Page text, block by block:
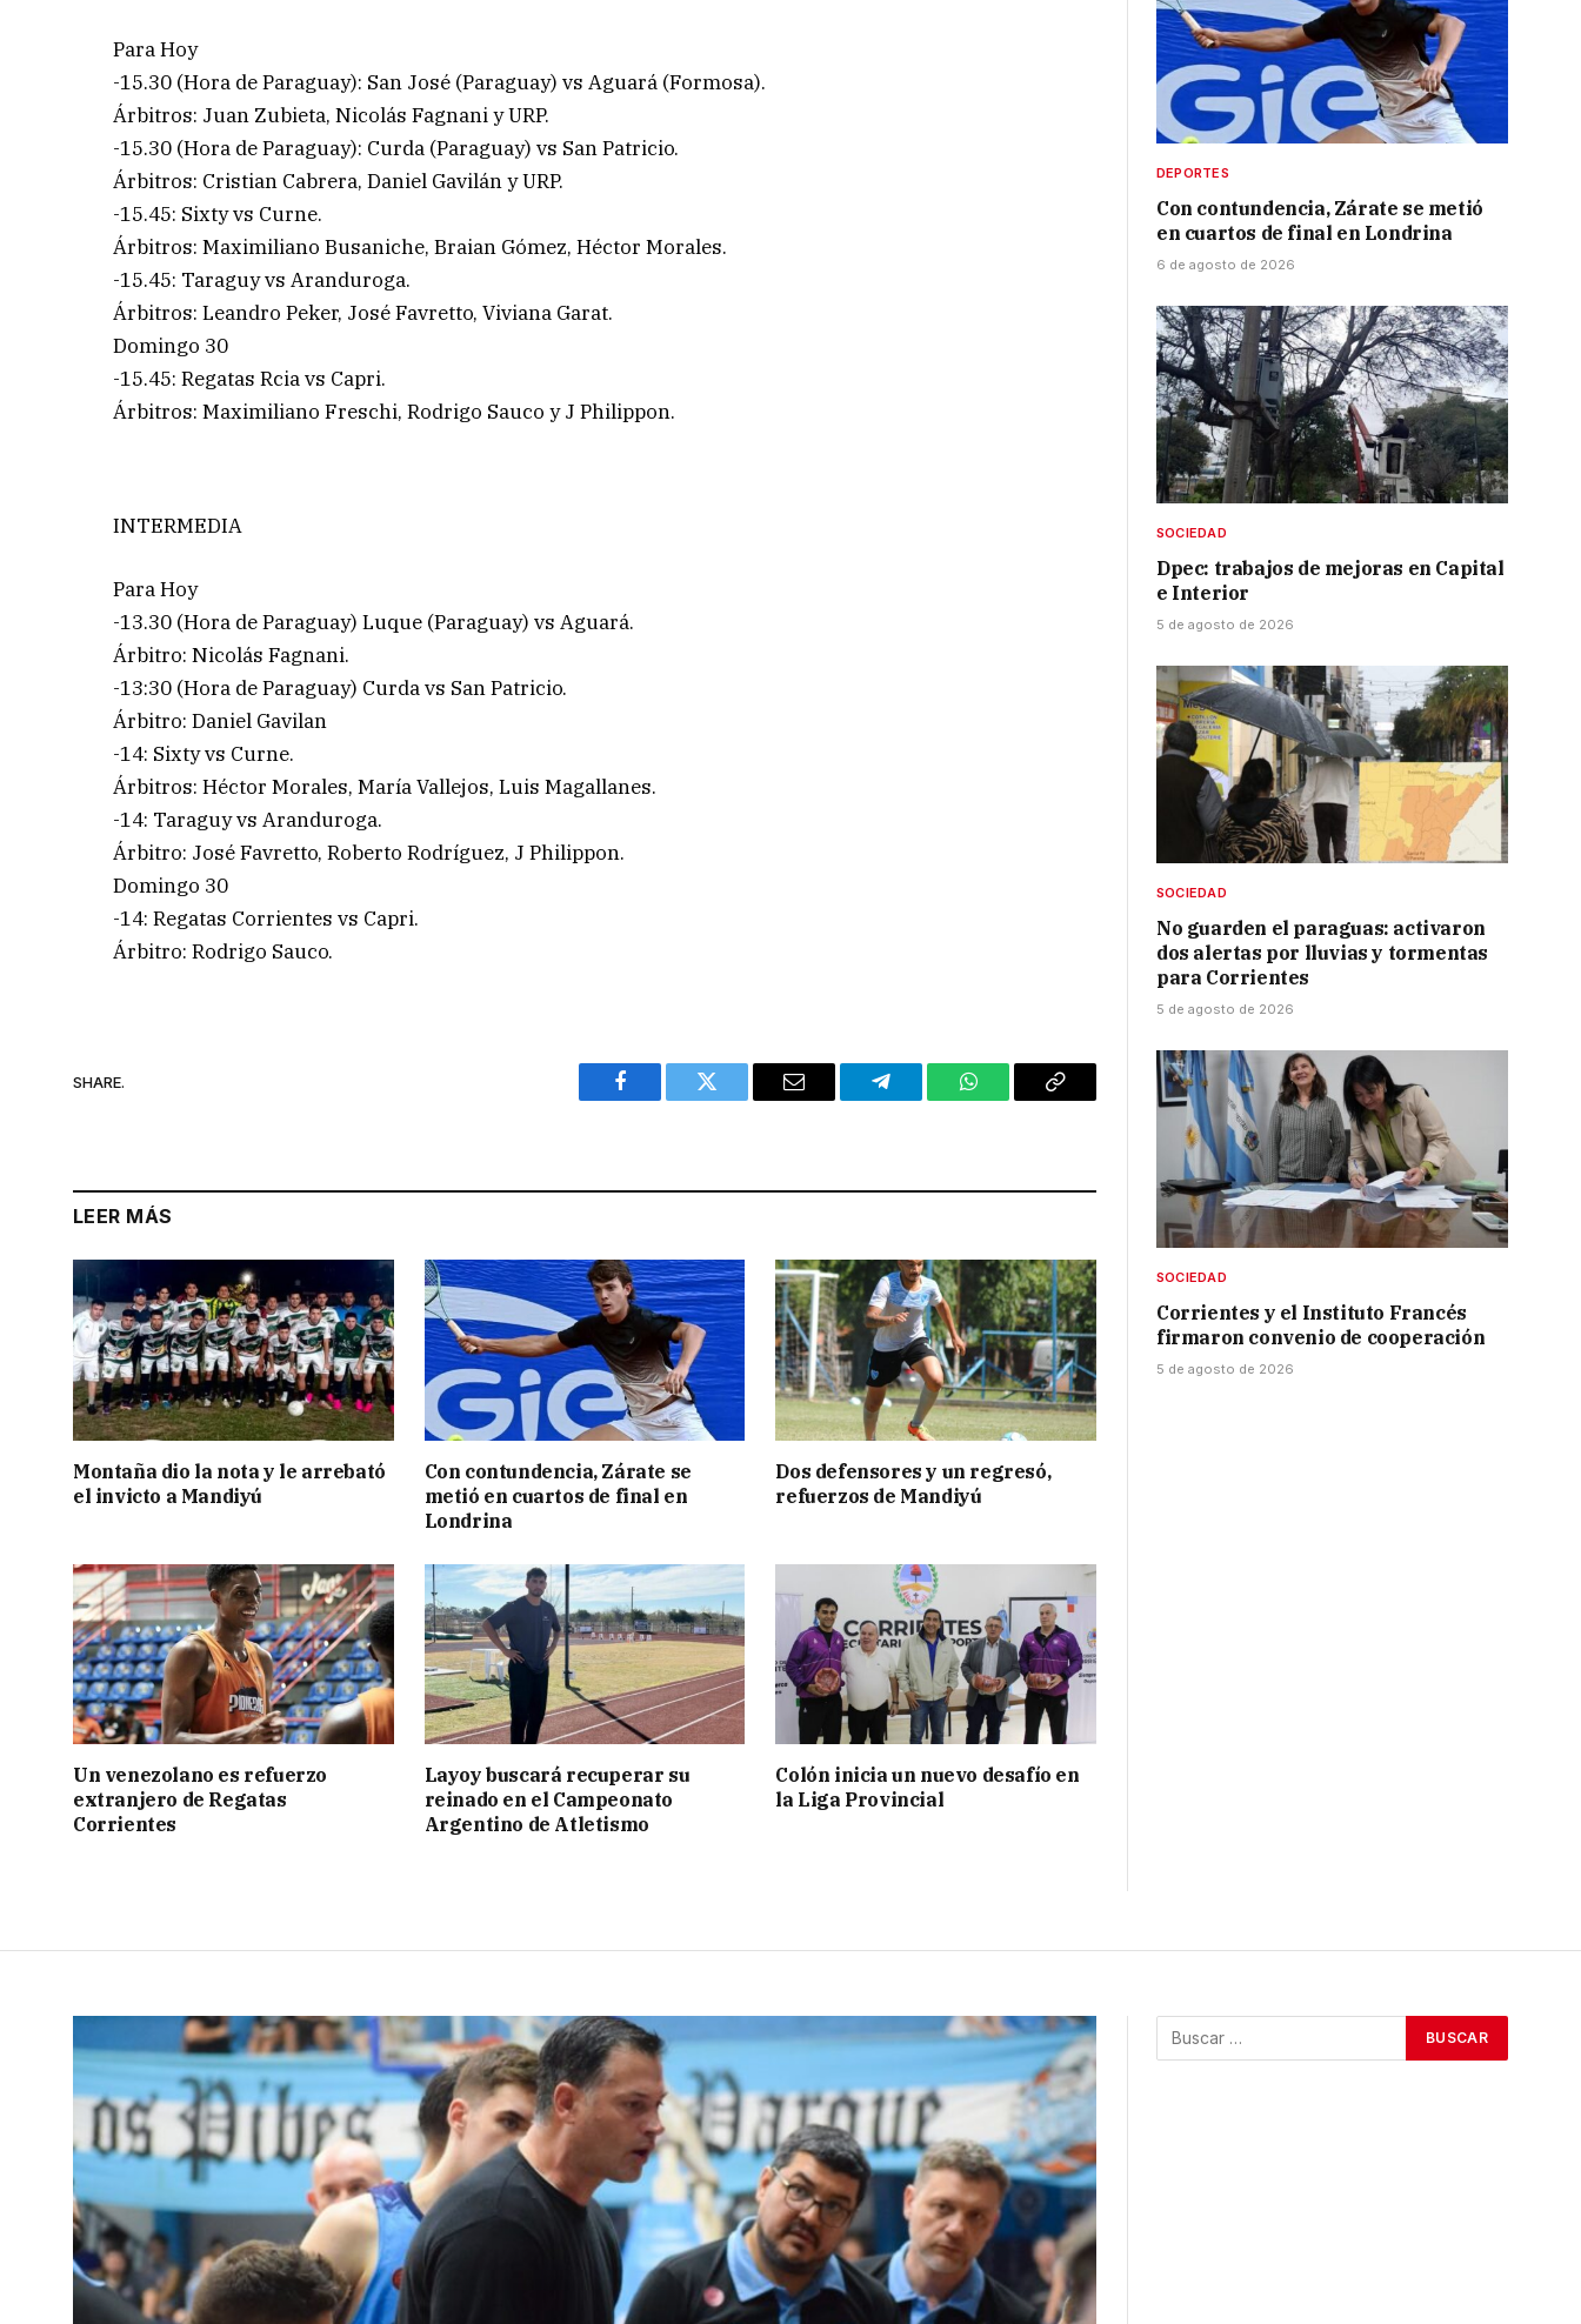
Para Hoy
-15.30 (Hora de Paraguay): San José (Paraguay) vs Aguará (Formosa).
Árbitros: Juan Zubieta, Nicolás Fagnani y URP.
-15.30 (Hora de Paraguay): Curda (Paraguay) vs San Patricio.
Árbitros: Cristian Cabrera, Daniel Gavilán y URP.
-15.45: Sixty vs Curne.
Árbitros: Maximiliano Busaniche, Braian Gómez, Héctor Morales.
-15.45: Taraguy vs Aranduroga.
Árbitros: Leandro Peker, José Favretto, Viviana Garat.
Domingo 30
-15.45: Regatas Rcia vs Capri.
Árbitros: Maximiliano Freschi, Rodrigo Sauco y J Philippon.
INTERMEDIA
Para Hoy
-13.30 (Hora de Paraguay) Luque (Paraguay) vs Aguará.
Árbitro: Nicolás Fagnani.
-13:30 (Hora de Paraguay) Curda vs San Patricio.
Árbitro: Daniel Gavilan
-14: Sixty vs Curne.
Árbitros: Héctor Morales, María Vallejos, Luis Magallanes.
-14: Taraguy vs Aranduroga.
Árbitro: José Favretto, Roberto Rodríguez, J Philippon.
Domingo 30
-14: Regatas Corrientes vs Capri.
Árbitro: Rodrigo Sauco.
SHARE.
Facebook Twitter Email Telegram WhatsAppCopy
LEER MÁS
Montaña dio la nota y le arrebató
el invicto a Mandiyú
Con contundencia, Zárate se
metió en cuartos de final en
Londrina
Dos defensores y un regresó,
refuerzos de Mandiyú
Un venezolano es refuerzo
extranjero de Regatas
Corrientes
Layoy buscará recuperar su
reinado en el Campeonato
Argentino de Atletismo
Colón inicia un nuevo desafío en
la Liga Provincial
DEPORTES
Con contundencia, Zárate se metió
en cuartos de final en Londrina
6 de agosto de 2026
SOCIEDAD
Dpec: trabajos de mejoras en Capital
e Interior
5 de agosto de 2026
SOCIEDAD
No guarden el paraguas: activaron
dos alertas por lluvias y tormentas
para Corrientes
5 de agosto de 2026
SOCIEDAD
Corrientes y el Instituto Francés
firmaron convenio de cooperación
5 de agosto de 2026